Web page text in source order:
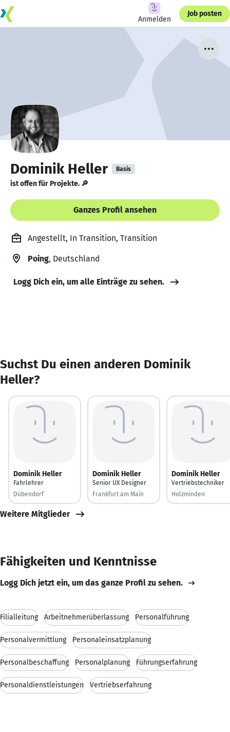
Anmelden
Job posten
Dominik Heller Basis
ist offen für Projekte. 🔎
Ganzes Profil ansehen
Angestellt, In Transition, Transition
Poing, Deutschland
Logg Dich ein, um alle Einträge zu sehen.
Suchst Du einen anderen Dominik
Heller?
Dominik Heller
Fahrlehrer
Dübendorf
Dominik Heller
Senior UX Designer
Frankfurt am Main
Dominik Heller
Vertriebstechniker
Holzminden
Weitere Mitglieder
Fähigkeiten und Kenntnisse
Logg Dich jetzt ein, um das ganze Profil zu sehen.
Filialleitung Arbeitnehmerüberlassung Personalführung
Personalvermittlung Personaleinsatzplanung
Personalbeschaffung Personalplanung Führungserfahrung
Personaldienstleistungen Vertriebserfahrung